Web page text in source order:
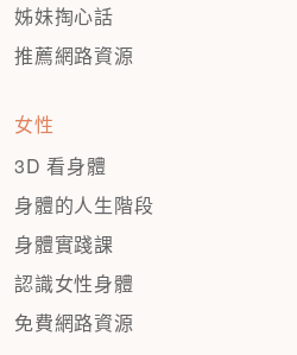
姊妹掏心話
推薦網路資源
女性
3D 看身體
身體的人生階段
身體實踐課
認識女性身體
免費網路資源